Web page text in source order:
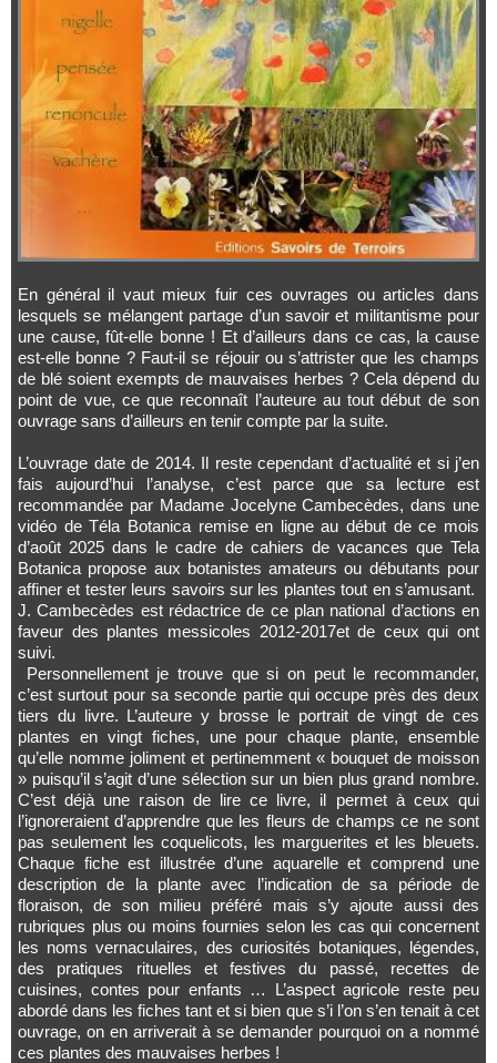
En général il vaut mieux fuir ces ouvrages ou articles dans
lesquels se mélangent partage d’un savoir et militantisme pour
une cause, fût-elle bonne ! Et d’ailleurs dans ce cas, la cause
est-elle bonne ? Faut-il se réjouir ou s’attrister que les champs
de blé soient exempts de mauvaises herbes ? Cela dépend du
point de vue, ce que reconnaît l’auteure au tout début de son
ouvrage sans d’ailleurs en tenir compte par la suite.
L’ouvrage date de 2014. Il reste cependant d’actualité et si j’en
fais aujourd’hui l’analyse, c’est parce que sa lecture est
recommandée par Madame JocelyneCambecèdes, dans une
vidéo de Téla Botanica remise en ligne au début de ce mois
d’août 2025 dans le cadre de cahiers de vacances que Tela
Botanica propose aux botanistes amateurs ou débutants pour
affiner et tester leurs savoirs sur les plantes tout en s’amusant.
J. Cambecèdes est rédactrice de ce plan national d’actions en
faveur des plantes messicoles 2012-2017et de ceux qui ont
suivi.
Personnellement je trouve que si on peut le recommander,
c’est surtout pour sa seconde partie qui occupe près des deux
tiers du livre. L’auteure y brosse le portrait de vingt de ces
plantes en vingt fiches, une pour chaque plante, ensemble
qu’elle nomme joliment et pertinemment « bouquet de moisson
» puisqu’il s’agit d’une sélection sur un bien plus grand nombre.
C’est déjà une raison de lire ce livre, il permet à ceux qui
l’ignoreraient d’apprendre que les fleurs de champs ce ne sont
pas seulement les coquelicots, les marguerites et les bleuets.
Chaque fiche est illustrée d’une aquarelle et comprend une
description de la plante avec l’indication de sa période de
floraison, de son milieu préféré mais s’y ajoute aussi des
rubriques plus ou moins fournies selon les cas qui concernent
les noms vernaculaires, des curiosités botaniques, légendes,
des pratiques rituelles et festives du passé, recettes de
cuisines, contes pour enfants … L’aspect agricole reste peu
abordé dans les fiches tant et si bien que s’i l’on s’en tenait à cet
ouvrage, on en arriverait à se demander pourquoi on a nommé
ces plantes des mauvaises herbes !